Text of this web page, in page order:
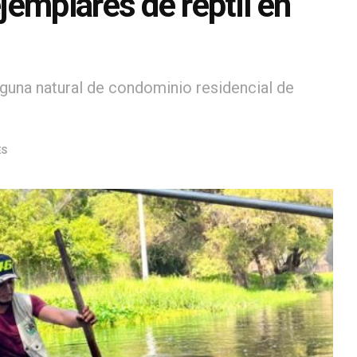
natural de condominio residencial de